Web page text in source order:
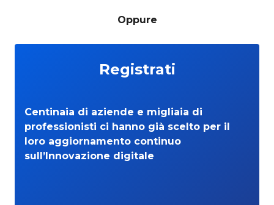
Oppure
Registrati
Centinaia di aziende e migliaia di
professionisti ci hanno già scelto per il
loro aggiornamento continuo
sull’Innovazione digitale